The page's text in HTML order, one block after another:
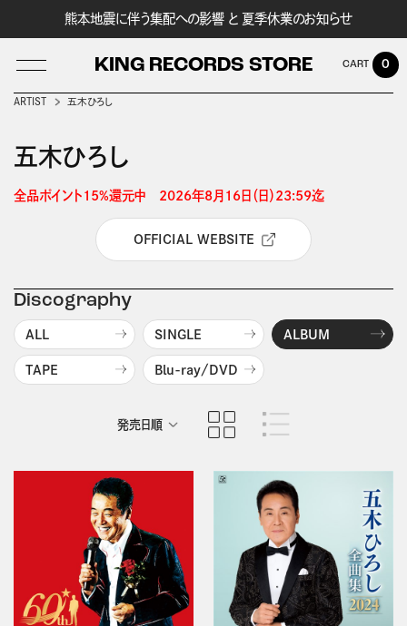
熊本地震に伴う集配への影響 と 夏季休業のお知らせ
KING RECORDS STORE 0
ARTIST 五木ひろし
五木ひろし
全品ポイント15%還元中　2026年8月16日（日）23:59迄
OFFICIAL WEBSITE
Discography
ALL SINGLE ALBUM
TAPE Blu-ray/DVD
発売日順